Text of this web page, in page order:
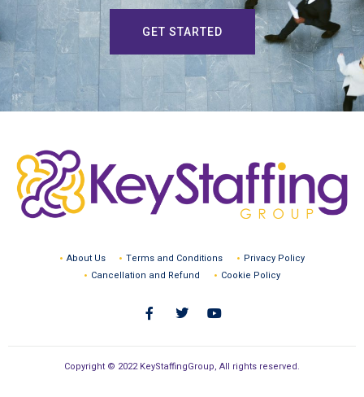
GET STARTED
About Us Terms and Conditions
Privacy Policy
Cancellation and Refund
Cookie Policy
Copyright © 2022 KeyStaffingGroup, All rights reserved.